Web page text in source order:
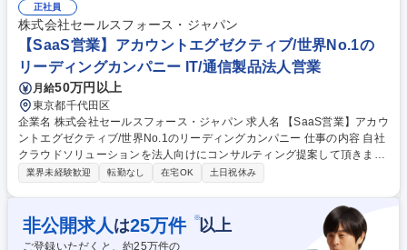
タマーサクセス"実現のため顧客のビジネスを徹底的に理解し、SFA/CRM
領域での世界シェアNo.1の成功事例を各社に展開することで、顧客のビジ
ネス課題の解決を実現できます。TheModelの分業スタイルため、営業活
動に注力する事ができます。 募集職種 公共（官公庁）向け【ITソリュー
ション営業】CRM＋AI世界No.1企業
正社員
株式会社セールスフォース・ジャパン
【SaaS営業】アカウントエグゼクティブ/世界No.1の
リーディングカンパニー IT/通信製品法人営業
月給50万円以上
東京都千代田区
企業名 株式会社セールスフォース・ジャパン 求人名 【SaaS営業】アカウ
ントエグゼクティブ/世界No.1のリーディングカンパニー 仕事の内容 自社
クラウドソリューションを法人向けにコンサルティング提案して頂きま
す。顧客の課題解決のみならず、将来実現したい姿や、あるべき姿をリー
0名以下のの中小企業、ベンチャー企業を中心とした顧客に対して地区ご
とに割り当てられたテリトリーのオーナーとして、売り上げ計画の立案を
行い、新規のお客様に対する提案、および既存顧客に対するアップセル、
業界未経験歓迎 転勤なし 在宅OK 土日祝休み
非公開求人 は25万件 ※以上
ご登録いただくと、約25万件の